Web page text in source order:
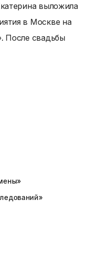
выложила
в Москве на
После свадьбы